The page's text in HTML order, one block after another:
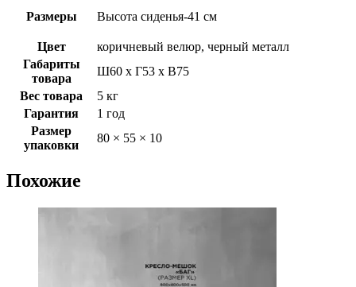
Размеры Высота сиденья-41 см
Цвет
коричневый велюр, черный металл
Габариты
товара
Ш60 х Г53 х В75
Вес товара
5 кг
Гарантия
1 год
Размер
упаковки
80 × 55 × 10
Похожие